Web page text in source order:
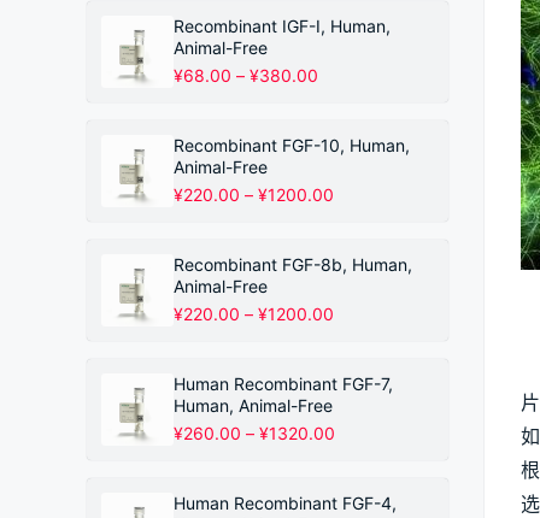
围：
¥220.00
Recombinant IGF-I, Human,
Animal-Free
¥68.00 – ¥380.00
围：
¥68.00
¥380.00
Recombinant FGF-10, Human,
Animal-Free
¥220.00 – ¥1200.00
围：
¥220.00
Recombinant FGF-8b, Human,
Animal-Free
¥220.00 – ¥1200.00
围：
¥220.00
¥1200.00
Human Recombinant FGF-7,
Human, Animal-Free
¥260.00 – ¥1320.00
围：
Human Recombinant FGF-4,